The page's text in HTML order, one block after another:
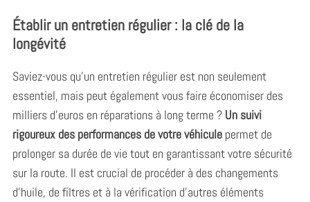
Établir un entretien régulier : la clé de la
longévité
Saviez-vous qu’un entretien régulier est non seulement
essentiel, mais peut également vous faire économiser des
milliers d’euros en réparations à long terme ? Un suivi
rigoureux des performances de votre véhiculepermet de
prolonger sa durée de vie tout en garantissant votre sécurité
sur la route. Il est crucial de procéder à des changements
d’huile, de filtres et à la vérification d’autres éléments